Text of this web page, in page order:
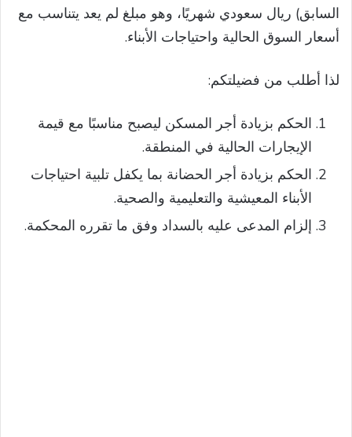
السابق) ريال سعودي شهريًا، وهو مبلغ لم يعد يتناسب مع
أسعار السوق الحالية واحتياجات الأبناء.
لذا أطلب من فضيلتكم:
الحكم بزيادة أجر المسكن ليصبح مناسبًا مع قيمة
الإيجارات الحالية في المنطقة.
الحكم بزيادة أجر الحضانة بما يكفل تلبية احتياجات
الأبناء المعيشية والتعليمية والصحية.
إلزام المدعى عليه بالسداد وفق ما تقرره المحكمة.